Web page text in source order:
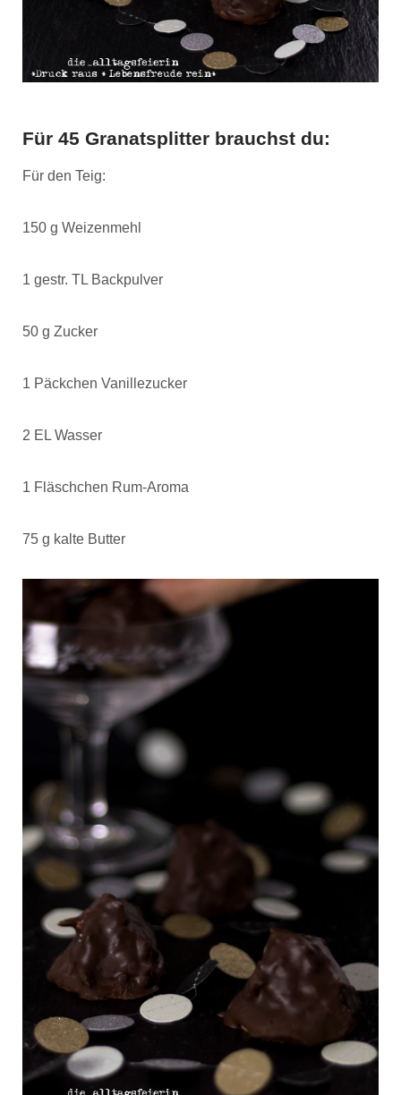
Für 45 Granatsplitter brauchst du:
Für den Teig:
150 g Weizenmehl
1 gestr. TL Backpulver
50 g Zucker
1 Päckchen Vanillezucker
2 EL Wasser
1 Fläschchen Rum-Aroma
75 g kalte Butter